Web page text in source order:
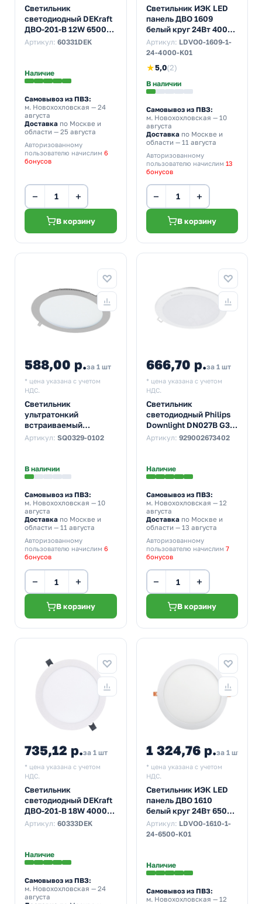
Светильник
светодиодный DEKraft
ДВО-201-В 12W 6500K
1200Lm IP20 белый
Артикул: 60331DEK
Наличие
Самовывоз из ПВЗ:
м. Новохохловская — 24
августа
Доставка по Москве и
области — 25 августа
Авторизованному
пользователю начислим 6
бонусов
− +
В корзину
Светильник ИЭК LED
панель ДВО 1609
белый круг 24Вт 4000K
IP20 295x25mm
Артикул: LDVO0-1609-1-
24-4000-K01
★5,0(2)
В наличии
Самовывоз из ПВЗ:
м. Новохохловская — 10
августа
Доставкапо Москве и
области — 11 августа
Авторизованному
пользователю начислим 13
бонусов
− +
В корзину
588,00 р.за 1 шт
* цена указана с учетом
НДС.
Светильник
ультратонкий
встраиваемый
светодиодный TDM
Артикул: SQ0329-0102
В наличии
Самовывоз из ПВЗ:
м. Новохохловская — 10
августа
Доставка по Москве и
области — 11 августа
Авторизованному
пользователю начислим 6
бонусов
− +
В корзину
666,70 р.за 1 шт
* цена указана с учетом
НДС.
Светильник
светодиодный Philips
Downlight DN027B G3
LED12 NW 12W 4000K
Артикул: 929002673402
Наличие
Самовывоз из ПВЗ:
м. Новохохловская — 12
августа
Доставкапо Москве и
области — 13 августа
Авторизованному
пользователю начислим 7
бонусов
− +
В корзину
735,12 р.за 1 шт
* цена указана с учетом
НДС.
Светильник
светодиодный DEKraft
ДВО-201-В 18W 4000K
1800Lm IP20 белый
Артикул: 60333DEK
Наличие
Самовывоз из ПВЗ:
м. Новохохловская — 24
августа
1 324,76 р.за 1 шт
* цена указана с учетом
НДС.
Светильник ИЭК LED
панель ДВО 1610
белый круг 24Вт 6500K
IP20 295x25mm
Артикул: LDVO0-1610-1-
24-6500-K01
Наличие
Самовывоз из ПВЗ:
м. Новохохловская — 12